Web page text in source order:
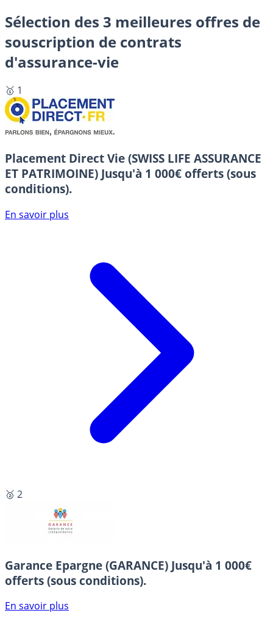
Sélection des 3 meilleures offres de
souscription de contrats
d'assurance-vie
🥇 1
Placement Direct Vie (SWISS LIFE ASSURANCE
ET PATRIMOINE) Jusqu'à 1 000€ offerts (sous
conditions).
En savoir plus
🥈 2
Garance Epargne (GARANCE) Jusqu'à 1 000€
offerts (sous conditions).
En savoir plus